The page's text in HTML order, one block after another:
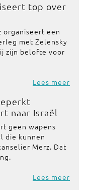
top over
organiseert een
met Zelensky
zijn belofte voor
Lees meer
naar Israël
geen wapens
die kunnen
Merz. Dat
Lees meer